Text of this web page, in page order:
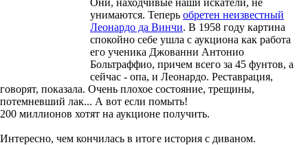
унимаются. Теперь обретен неизвестный
Леонардо да Винчи. В 1958 году картина
спокойно себе ушла с аукциона как работа
его ученика Джованни Антонио
Больтраффио, причем всего за 45 фунтов, а
сейчас - опа, и Леонардо. Реставрация,
говорят, показала. Очень плохое состояние, трещины,
потемневший лак... А вот если помыть!
200 миллионов хотят на аукционе получить.
Интересно, чем кончилась в итоге история с диваном.